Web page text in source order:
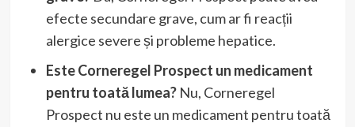
efecte secundare grave, cum ar fi reacții
alergice severe și probleme hepatice.
Este Corneregel Prospect un medicament
pentru toată lumea?Nu, Corneregel
Prospect nu este un medicament pentru toată